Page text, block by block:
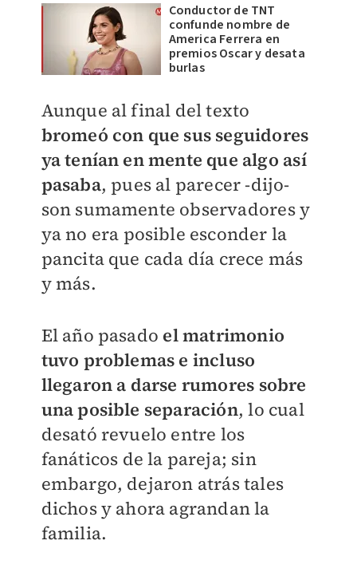
Conductor de TNT
confunde nombre de
America Ferrera en
premios Oscar y desata
burlas
Aunque al final del texto
bromeó con que sus seguidores
ya tenían en mente que algo así
pasaba, pues al parecer -dijo-
son sumamente observadores y
ya no era posible esconder la
pancita que cada día crece más
y más.
El año pasado el matrimonio
tuvo problemas e incluso
llegaron a darse rumores sobre
una posible separación, lo cual
desató revuelo entre los
fanáticos de la pareja; sin
embargo, dejaron atrás tales
dichos y ahora agrandan la
familia.